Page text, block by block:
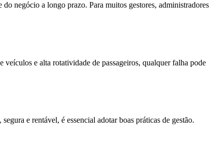
negócio a longo prazo. Para muitos gestores, administradores
veículos e alta rotatividade de passageiros, qualquer falha pode
e rentável, é essencial adotar boas práticas de gestão.